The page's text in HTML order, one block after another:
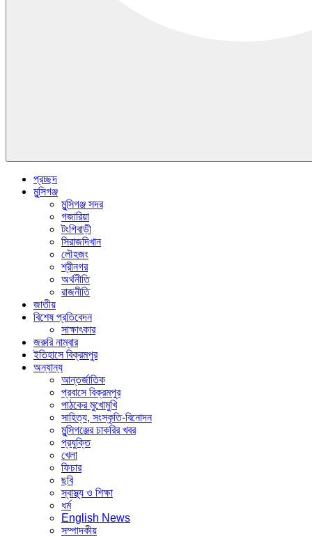
প্রচ্ছদ
মুন্সিগঞ্জ
মুন্সিগঞ্জ সদর
গজারিয়া
টংগিবাড়ী
সিরাজদিখান
লৌহজং
শ্রীনগর
অর্থনীতি
রাজনীতি
জাতীয়
বিশেষ প্রতিবেদন
সাক্ষাৎকার
জরুরি নাম্বার
ইতিহাসে বিক্রমপুর
অন্যান্য
আন্তর্জাতিক
প্রবাসে বিক্রমপুর
পাঠকের মুখোমুখি
সাহিত্য, সংস্কৃতি-বিনোদন
মুন্সিগঞ্জের চাকরির খবর
প্রযুক্তি
খেলা
ফিচার
ছবি
স্বাস্থ্য ও শিক্ষা
ধর্ম
English News
সম্পাদকীয়